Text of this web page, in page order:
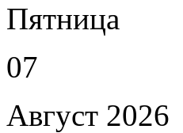
Пятница
07
Август 2026